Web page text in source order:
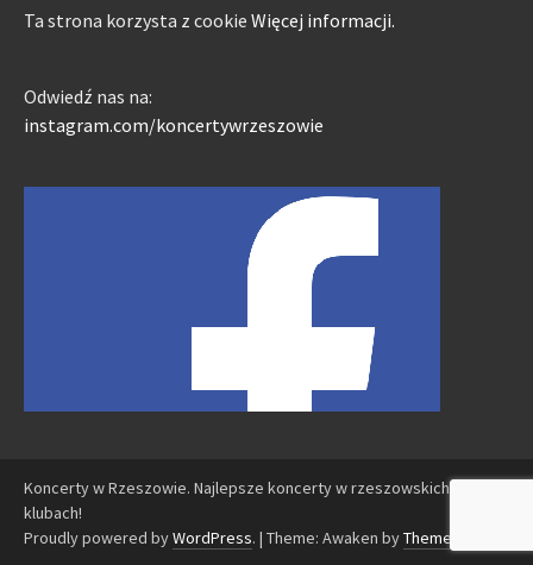
Ta strona korzysta z cookie Więcej informacji.
Odwiedź nas na:
instagram.com/koncertywrzeszowie
Koncerty w Rzeszowie. Najlepsze koncerty w rzeszowskich
klubach!
Proudly powered byWordPress. | Theme: Awaken byThemezHut